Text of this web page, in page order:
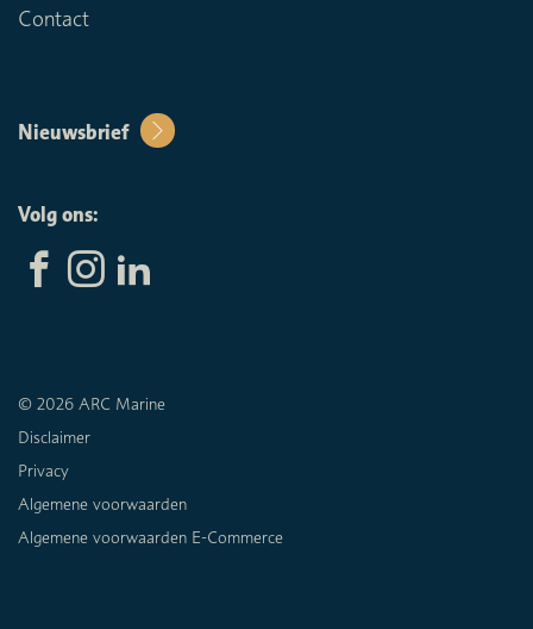
Contact
Nieuwsbrief
Volg ons:
© 2026 ARC Marine
Disclaimer
Privacy
Algemene voorwaarden
Algemene voorwaarden E-Commerce